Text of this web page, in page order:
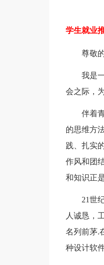
学生就业
尊敬的
我是一
会之际，
伴着青
的思维方
践、扎实
作风和团
和知识正
21世纪
人诚恳，
名列前茅.
种设计软件